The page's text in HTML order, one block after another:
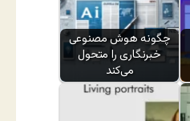
چگونه هوش مصنوعی
خبرنگاری را متحول
می‌کند